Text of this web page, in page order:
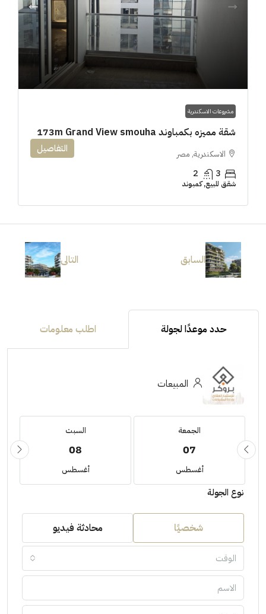
مشروعات الاسكندرية
شقة مميزه بكمباوند 173m Grand View smouha
الاسكندرية, مصر
3
2
شقق للبيع, كمبوند
التفاصيل
السابق التالى
حدد موعدًا لجولة اطلب معلومات
المبيعات
الجمعة
07
أغسطس
السبت
08
أغسطس
نوع الجولة
شخصيًا محادثة فيديو
الوقت